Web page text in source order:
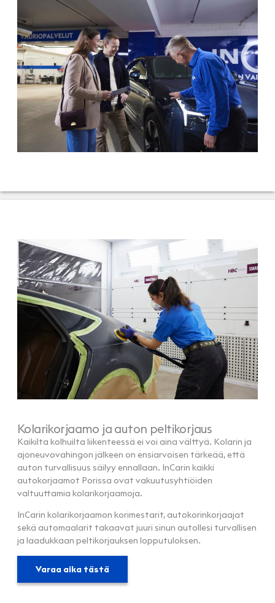
Kolarikorjaamo ja auton peltikorjaus
Kaikilta kolhuilta liikenteessä ei voi aina välttyä. Kolarin ja
ajoneuvovahingon jälkeen on ensiarvoisen tärkeää, että
auton turvallisuus säilyy ennallaan. InCarin kaikki
autokorjaamot Porissa ovat vakuutusyhtiöiden
valtuuttamia kolarikorjaamoja.
InCarin kolarikorjaamon korimestarit, autokorinkorjaajat
sekä automaalarit takaavat juuri sinun autollesi turvallisen
ja laadukkaan peltikorjauksen lopputuloksen.
Varaa aika tästä